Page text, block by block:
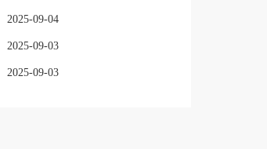
2025-09-04
2025-09-03
2025-09-03